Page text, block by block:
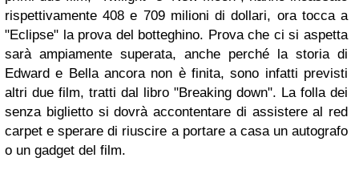
rispettivamente 408 e 709 milioni di dollari, ora tocca a
"Eclipse" la prova del botteghino. Prova che ci si aspetta
sarà ampiamente superata, anche perché la storia di
Edward e Bella ancora non è finita, sono infatti previsti
altri due film, tratti dal libro "Breaking down". La folla dei
senza biglietto si dovrà accontentare di assistere al red
carpet e sperare di riuscire a portare a casa un autografo
o un gadget del film.